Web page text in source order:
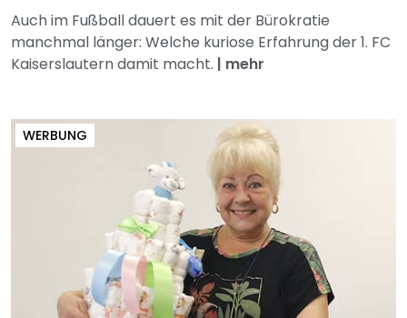
Auch im Fußball dauert es mit der Bürokratie
manchmal länger: Welche kuriose Erfahrung der 1. FC
Kaiserslautern damit macht. | mehr
WERBUNG